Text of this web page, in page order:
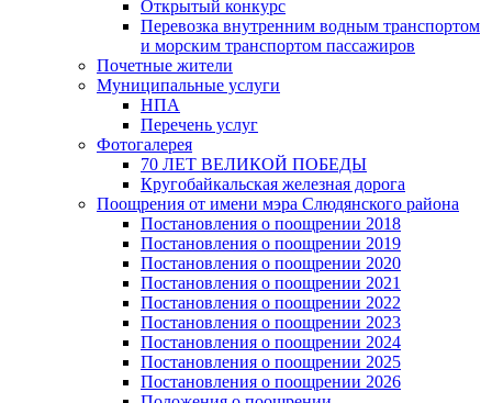
Открытый конкурс
Перевозка внутренним водным транспортом
и морским транспортом пассажиров
Почетные жители
Муниципальные услуги
НПА
Перечень услуг
Фотогалерея
70 ЛЕТ ВЕЛИКОЙ ПОБЕДЫ
Кругобайкальская железная дорога
Поощрения от имени мэра Слюдянского района
Постановления о поощрении 2018
Постановления о поощрении 2019
Постановления о поощрении 2020
Постановления о поощрении 2021
Постановления о поощрении 2022
Постановления о поощрении 2023
Постановления о поощрении 2024
Постановления о поощрении 2025
Постановления о поощрении 2026